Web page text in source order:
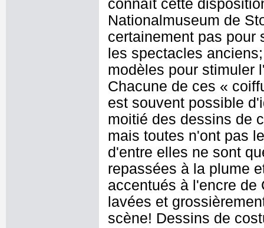
connaît cette
Nationalmuseum de
certainement pas pour
les spectacles
modèles pour stimuler
Chacune de ces «
est souvent possible
moitié des dessins de
mais toutes n'ont pas
d'entre elles ne sont
repassées à la plume
accentués à l'encre de
lavées et
scène! Dessins de